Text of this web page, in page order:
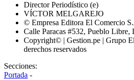
Director Periodístico (e)
VÍCTOR MELGAREJO
© Empresa Editora El Comercio
Calle Paracas #532, Pueblo Libre,
Copyright© | Gestion.pe | Grupo
derechos reservados
Secciones:
Portada -